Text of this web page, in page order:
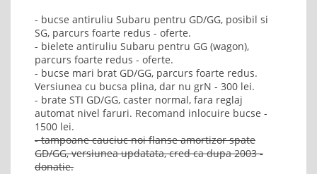
- bucse antiruliu Subaru pentru GD/GG, posibil si
SG, parcurs foarte redus - oferte.
- bielete antiruliu Subaru pentru GG (wagon),
parcurs foarte redus - oferte.
- bucse mari brat GD/GG, parcurs foarte redus.
Versiunea cu bucsa plina, dar nu grN - 300 lei.
- brate STI GD/GG, caster normal, fara reglaj
automat nivel faruri. Recomand inlocuire bucse -
1500 lei.
- tampoane cauciuc noi flanse amortizor spate
GD/GG, versiunea updatata, cred ca dupa 2003 -
donatie.